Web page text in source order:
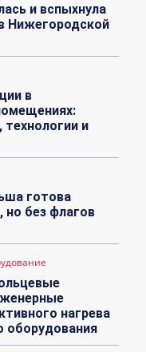
и вспыхнула
Нижегородской
в
и
готова
но без флагов
нагрева
оборудования